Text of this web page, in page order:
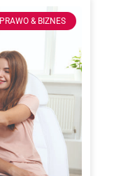
PRAWO & BIZNES